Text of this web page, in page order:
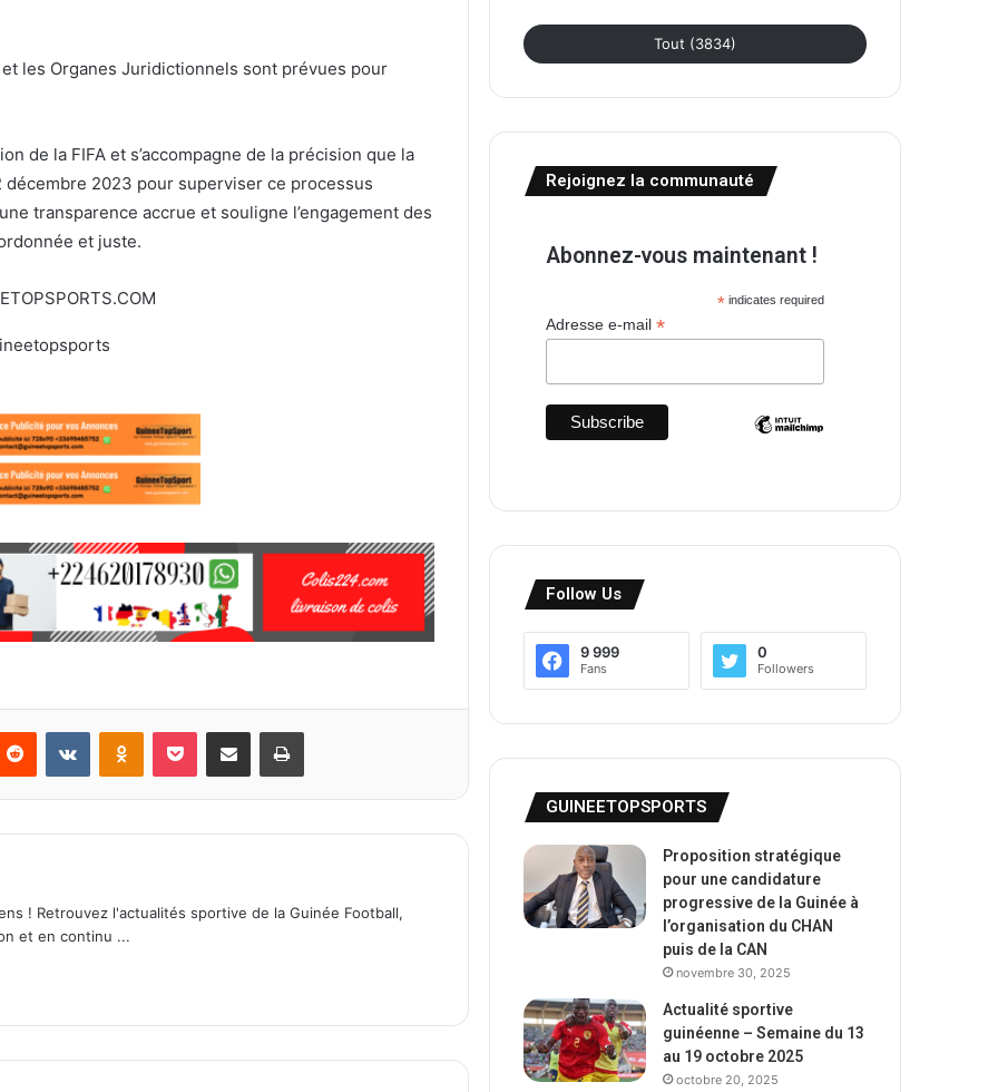
les Organes Juridictionnels sont prévues pour
de la FIFA et s’accompagne de la précision que la
2023 pour superviser ce processus
transparence accrue et souligne l’engagement des
et juste.
! Retrouvez l'actualités sportive de la Guinée Football,
et en continu ...
Tout (3834)
Rejoignez la communauté
Abonnez-vous maintenant !
*indicates required
Adresse e-mail*
Follow Us
9 999
Fans
0
Followers
GUINEETOPSPORTS
Proposition stratégique
pour une candidature
progressive de la Guinée à
l’organisation du CHAN
puis de la CAN
novembre 30, 2025
Actualité sportive
guinéenne – Semaine du 13
au 19 octobre 2025
octobre 20, 2025